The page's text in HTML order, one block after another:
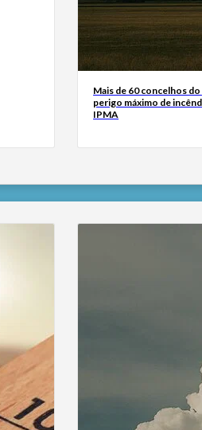
Mais de 60 concelhos do
perigo máximo de
IPMA